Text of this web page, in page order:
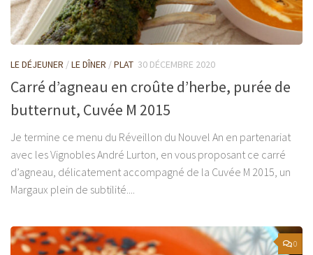
LE DÉJEUNER /LE DÎNER /PLAT 30 DÉCEMBRE 2020
Carré d’agneau en croûte d’herbe, purée de
butternut, Cuvée M 2015
Je termine ce menu du Réveillon du Nouvel An en partenariat
avec les Vignobles André Lurton, en vous proposant ce carré
d’agneau, délicatement accompagné de la Cuvée M 2015, un
Margaux plein de subtilité....
0